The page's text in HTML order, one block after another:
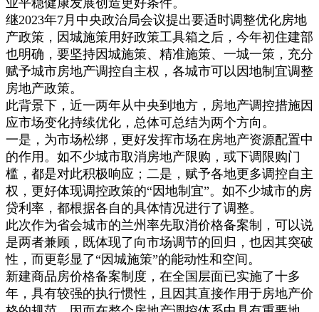
继2023年7月中央政治局会议提出要适时调整优化房地
产政策，因城施策用好政策工具箱之后，今年初住建部
也明确，要坚持因城施策、精准施策、一城一策，充分
赋予城市房地产调控自主权，各城市可以因地制宜调整
房地产政策。
此背景下，近一两年从中央到地方，房地产调控措施因
应市场变化持续优化，总体可总结为两个方向。
一是，为市场松绑，更好发挥市场在房地产资源配置中
的作用。如不少城市取消房地产限购，或下调限购门
槛，都是对此积极响应；二是，赋予各地更多调控自主
权，更好体现调控政策的“因地制宜”。如不少城市的房
贷利率，都根据各自的具体情况进行了调整。
此次作为省会城市的兰州率先取消价格备案制，可以说
是两者兼顾，既体现了向市场调节的回归，也因其突破
性，而更彰显了“因城施策”的能动性和空间。
新建商品房价格备案制度，在全国层面已实施了十多
年，具有较强的执行惯性，且因其直接作用于房地产价